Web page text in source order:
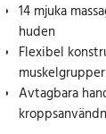
14 mjuka
huden
Flexibel
muskelgrupper
Avtagbara